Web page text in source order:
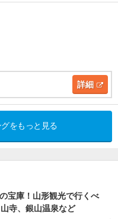
詳細
をもっと見る
宝庫！山形観光で行くべ
寺、銀山温泉など